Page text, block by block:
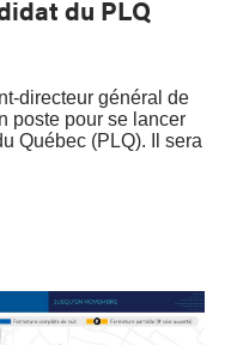
du PLQ
directeur général de
poste pour se lancer
Québec (PLQ). Il sera